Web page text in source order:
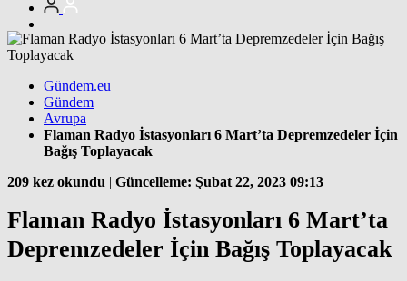
Gündem.eu
Gündem
Avrupa
Flaman Radyo İstasyonları 6 Mart’ta Depremzedeler İçin
Bağış Toplayacak
209 kez okundu | Güncelleme: Şubat 22, 2023 09:13
Flaman Radyo İstasyonları 6 Mart’ta
Depremzedeler İçin Bağış Toplayacak